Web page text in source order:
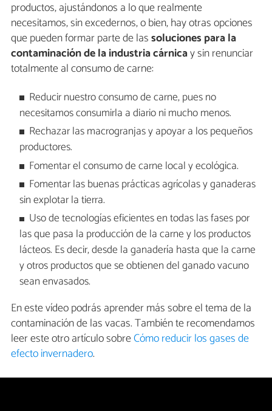
productos, ajustándonos a lo que realmente
necesitamos, sin excedernos, o bien, hay otras opciones
que pueden formar parte de lassoluciones para la
contaminación de la industria cárnicay sin renunciar
totalmente al consumo de carne:
Reducir nuestro consumo de carne, pues no
necesitamos consumirla a diario ni mucho menos.
Rechazar las macrogranjas y apoyar a los pequeños
productores.
Fomentar el consumo de carne local y ecológica.
Fomentar las buenas prácticas agrícolas y ganaderas
sin explotar la tierra.
Uso de tecnologías eficientes en todas las fases por
las que pasa la producción de la carne y los productos
lácteos. Es decir, desde la ganadería hasta que la carne
y otros productos que se obtienen del ganado vacuno
sean envasados.
En este vídeo podrás aprender más sobre el tema de la
contaminación de las vacas. También te recomendamos
leer este otro artículo sobreCómo reducir los gases de
efecto invernadero.